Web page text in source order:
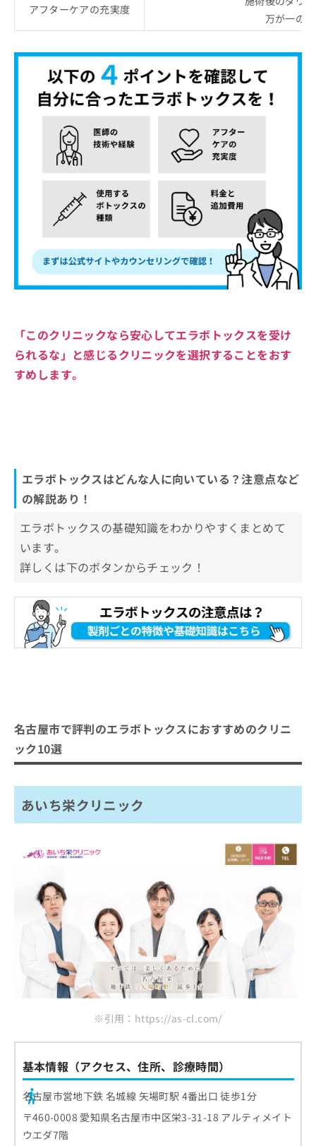
アフターケアの充実度
万が一の
「このクリニックなら安心してエラボトックスを受け
られるな」と感じるクリニックを選択することをおす
すめします。
エラボトックスはどんな人に向いている？注意点など
の解説あり！
エラボトックスの基礎知識をわかりやすくまとめて
います。
詳しくは下のボタンからチェック！
名古屋市で評判のエラボトックスにおすすめのクリニ
ック10選
あいち栄クリニック
※引用：https://as-cl.com/
基本情報（アクセス、住所、診療時間）
名古屋市営地下鉄 名城線 矢場町駅 4番出口 徒歩1分
〒460-0008 愛知県名古屋市中区栄3-31-18 アルティメイト
ウエダ7階